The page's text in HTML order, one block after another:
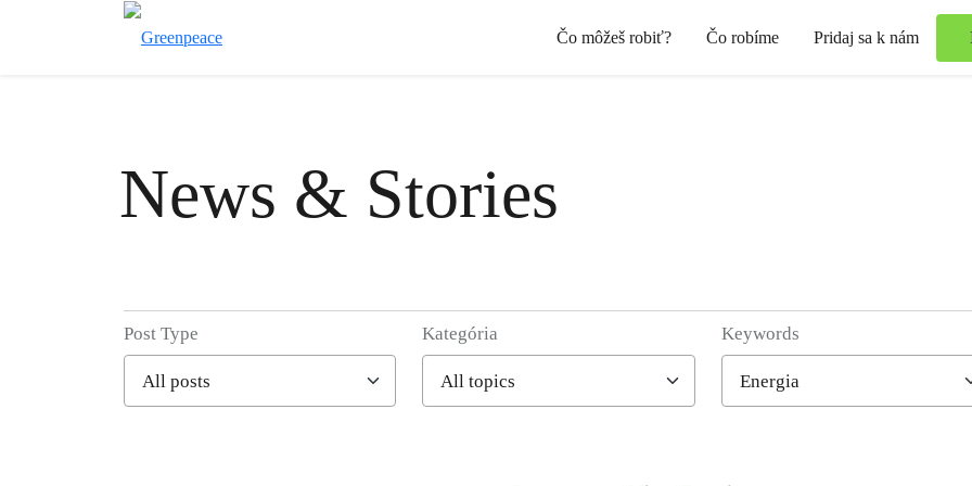
Čo môžeš robiť? Čo robíme Pridaj sa k nám
News & Stories
Filter posts
Post Type Kategória Keywords